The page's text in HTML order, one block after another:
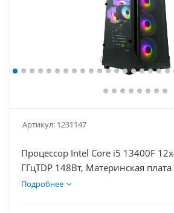
Артикул: 1231147
Процессор Intel Core i5 13400F
ГГцTDP 148Вт, Материнская плата
E, Видеокарта RTX 3050 6Гб,
Подробнее